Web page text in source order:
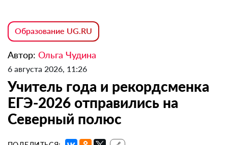
Образование UG.RU
Автор: Ольга Чудина
6 августа 2026, 11:26
Учитель года и рекордсменка
ЕГЭ-2026 отправились на
Северный полюс